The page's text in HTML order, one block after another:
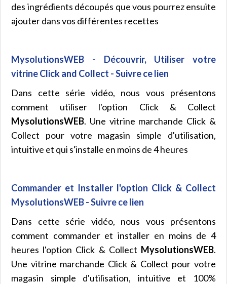
des ingrédients découpés que vous pourrez ensuite
ajouter dans vos différentes recettes
MysolutionsWEB - Découvrir, Utiliser votre
vitrine Click and Collect - Suivre ce lien
Dans cette série vidéo, nous vous présentons
comment utiliser l'option Click & Collect
MysolutionsWEB. Une vitrine marchande Click &
Collect pour votre magasin simple d'utilisation,
intuitive et qui s'installe en moins de 4 heures
Commander et Installer l'option Click & Collect
MysolutionsWEB - Suivre ce lien
Dans cette série vidéo, nous vous présentons
comment commander et installer en moins de 4
heures l'option Click & Collect MysolutionsWEB.
Une vitrine marchande Click & Collect pour votre
magasin simple d'utilisation, intuitive et 100%